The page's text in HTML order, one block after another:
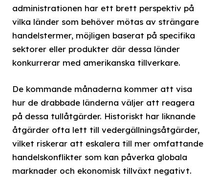
administrationen har ett brett perspektiv på
vilka länder som behöver mötas av strängare
handelstermer, möjligen baserat på specifika
sektorer eller produkter där dessa länder
konkurrerar med amerikanska tillverkare.
De kommande månaderna kommer att visa
hur de drabbade länderna väljer att reagera
på dessa tullåtgärder. Historiskt har liknande
åtgärder ofta lett till vedergällningsåtgärder,
vilket riskerar att eskalera till mer omfattande
handelskonflikter som kan påverka globala
marknader och ekonomisk tillväxt negativt.